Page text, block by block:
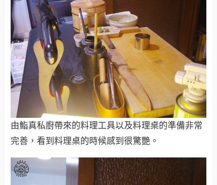
由鮨真私廚帶來的料理工具以及料理桌的準備非常
完善，看到料理桌的時候感到很驚艷。